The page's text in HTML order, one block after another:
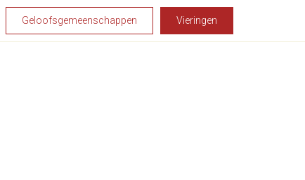
Geloofsgemeenschappen Vieringen